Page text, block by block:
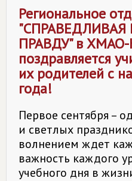
Региональное
"СПРАВЕДЛИВАЯ
ПРАВДУ" в
поздравляется
их родителей с
года!
Первое сентября –
и светлых
волнением ждет
важность каждого
учебного дня в